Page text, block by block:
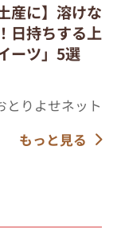
産に】溶けな
日持ちする上
ーツ」5選
とりよせネット
もっと見る